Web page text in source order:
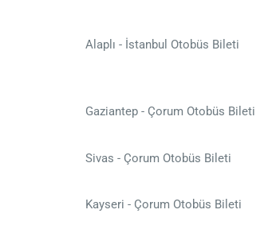
Alaplı - İstanbul Otobüs Bileti
Gaziantep - Çorum Otobüs Bileti
Sivas - Çorum Otobüs Bileti
Kayseri - Çorum Otobüs Bileti